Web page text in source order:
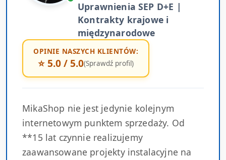
Uprawnienia SEP D+E |
Kontrakty krajowe i
międzynarodowe
OPINIE NASZYCH KLIENTÓW:
⭐ 5.0 / 5.0(Sprawdź profil)
MikaShop nie jest jedynie kolejnym
internetowym punktem sprzedaży. Od
**15 lat czynnie realizujemy
zaawansowane projekty instalacyjne na